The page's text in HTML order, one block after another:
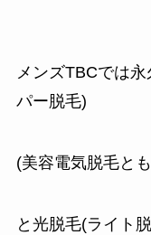
メンズTBCでは
パー脱毛)
(美容電気脱毛と
と光脱毛(ライト